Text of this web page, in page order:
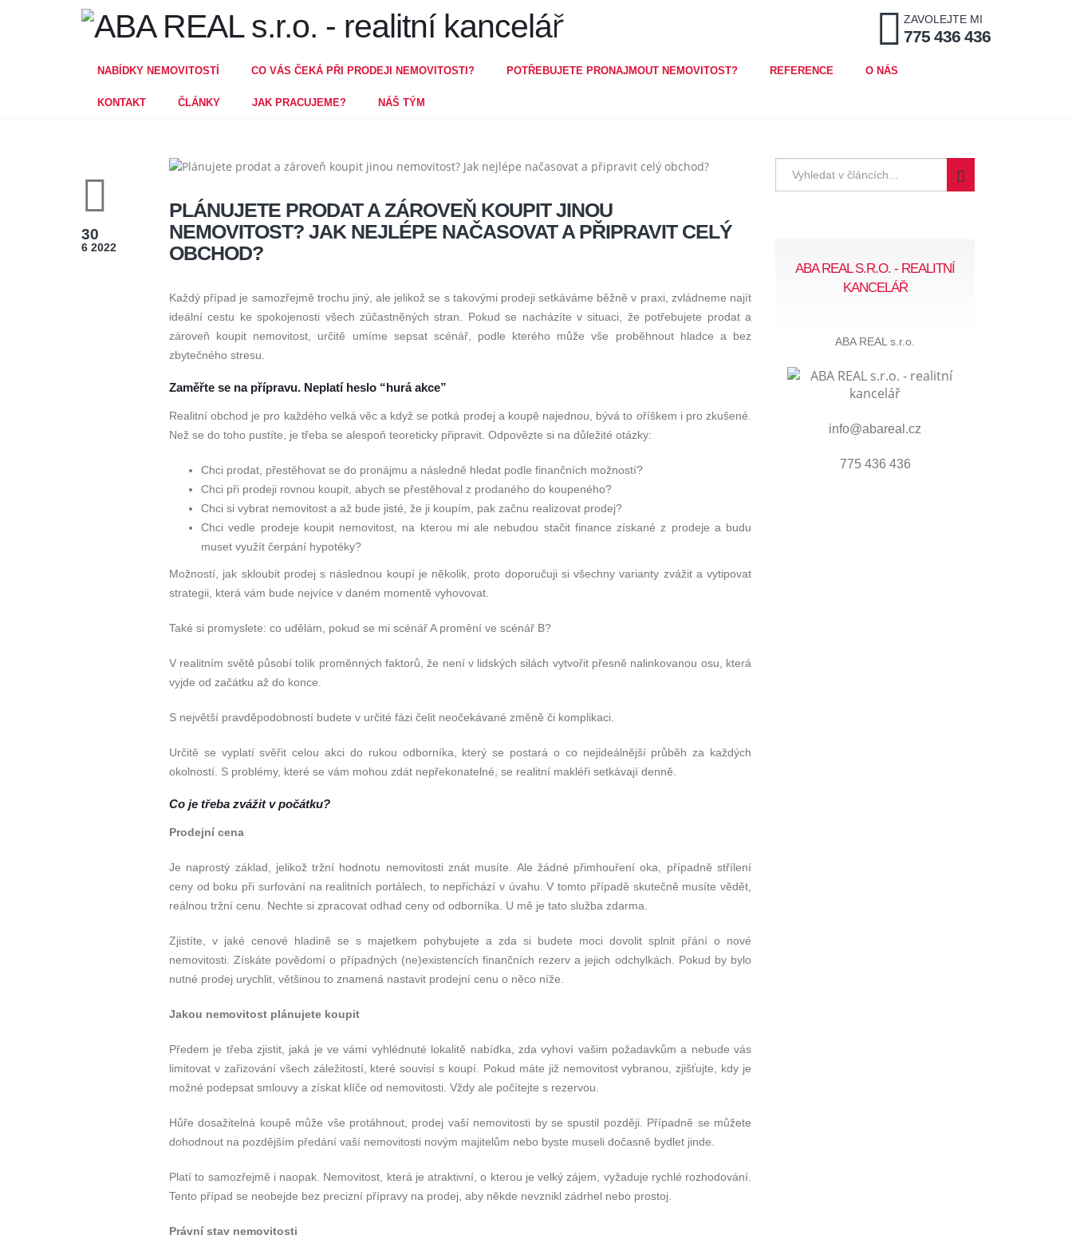
ZAVOLEJTE MI
775 436 436
NABÍDKY NEMOVITOSTÍ CO VÁS ČEKÁ PŘI PRODEJI NEMOVITOSTI? POTŘEBUJETE PRONAJMOUT NEMOVITOST? REFERENCE O NÁS
KONTAKT ČLÁNKY JAK PRACUJEME? NÁŠ TÝM
30
6 2022
PLÁNUJETE PRODAT A ZÁROVEŇ KOUPIT JINOU
NEMOVITOST? JAK NEJLÉPE NAČASOVAT A PŘIPRAVIT CELÝ
OBCHOD?
Každý případ je samozřejmě trochu jiný, ale jelikož se s takovými prodeji setkáváme běžně v praxi, zvládneme najít
ideální cestu ke spokojenosti všech zúčastněných stran. Pokud se nacházíte v situaci, že potřebujete prodat a
zároveň koupit nemovitost, určitě umíme sepsat scénář, podle kterého může vše proběhnout hladce a bez
zbytečného stresu.
Zaměřte se na přípravu. Neplatí heslo “hurá akce”
Realitní obchod je pro každého velká věc a když se potká prodej a koupě najednou, bývá to oříškem i pro zkušené.
Než se do toho pustíte, je třeba se alespoň teoreticky připravit. Odpovězte si na důležité otázky:
Chci prodat, přestěhovat se do pronájmu a následně hledat podle finančních možností?
Chci při prodeji rovnou koupit, abych se přestěhoval z prodaného do koupeného?
Chci si vybrat nemovitost a až bude jisté, že ji koupím, pak začnu realizovat prodej?
Chci vedle prodeje koupit nemovitost, na kterou mi ale nebudou stačit finance získané z prodeje a budu
muset využít čerpání hypotéky?
Možností, jak skloubit prodej s následnou koupí je několik, proto doporučuji si všechny varianty zvážit a vytipovat
strategii, která vám bude nejvíce v daném momentě vyhovovat.
Také si promyslete: co udělám, pokud se mi scénář A promění ve scénář B?
V realitním světě působí tolik proměnných faktorů, že není v lidských silách vytvořit přesně nalinkovanou osu, která
vyjde od začátku až do konce.
S největší pravděpodobností budete v určité fázi čelit neočekávané změně či komplikaci.
Určitě se vyplatí svěřit celou akci do rukou odborníka, který se postará o co nejideálnější průběh za každých
okolností. S problémy, které se vám mohou zdát nepřekonatelné, se realitní makléři setkávají denně.
Co je třeba zvážit v počátku?
Prodejní cena
Je naprostý základ, jelikož tržní hodnotu nemovitosti znát musíte. Ale žádné přimhouření oka, případně střílení
ceny od boku při surfování na realitních portálech, to nepřichází v úvahu. V tomto případě skutečně musíte vědět,
reálnou tržní cenu. Nechte si zpracovat odhad ceny od odborníka. U mě je tato služba zdarma.
Zjistíte, v jaké cenové hladině se s majetkem pohybujete a zda si budete moci dovolit splnit přání o nové
nemovitosti. Získáte povědomí o případných (ne)existencích finančních rezerv a jejich odchylkách. Pokud by bylo
nutné prodej urychlit, většinou to znamená nastavit prodejní cenu o něco níže.
Jakou nemovitost plánujete koupit
Předem je třeba zjistit, jaká je ve vámi vyhlédnuté lokalitě nabídka, zda vyhoví vašim požadavkům a nebude vás
limitovat v zařizování všech záležitostí, které souvisí s koupí. Pokud máte již nemovitost vybranou, zjišťujte, kdy je
možné podepsat smlouvy a získat klíče od nemovitosti. Vždy ale počítejte s rezervou.
Hůře dosažitelná koupě může vše protáhnout, prodej vaší nemovitosti by se spustil později. Případně se můžete
dohodnout na pozdějším předání vaší nemovitosti novým majitelům nebo byste museli dočasně bydlet jinde.
Platí to samozřejmě i naopak. Nemovitost, která je atraktivní, o kterou je velký zájem, vyžaduje rychlé rozhodování.
Tento případ se neobejde bez precizní přípravy na prodej, aby někde nevznikl zádrhel nebo prostoj.
Právní stav nemovitosti
ABA REAL S.R.O. - REALITNÍ
KANCELÁŘ
ABA REAL s.r.o.
info@abareal.cz
775 436 436